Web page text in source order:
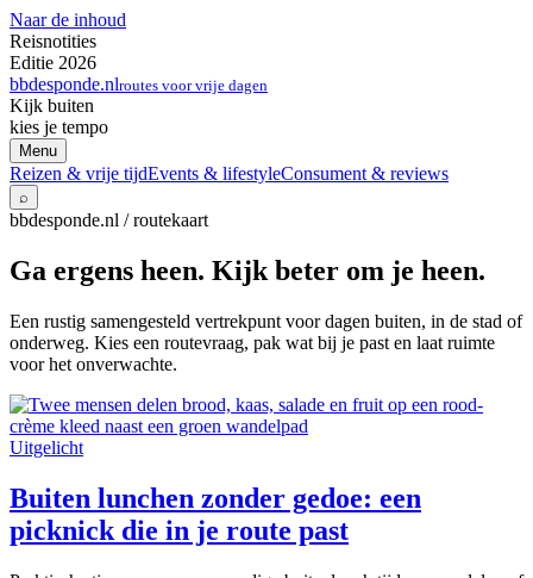
Naar de inhoud
Reisnotities
Editie 2026
bbdesponde.nlroutes voor vrije dagen
Kijk buiten
kies je tempo
Menu
Reizen & vrije tijdEvents & lifestyleConsument & reviews
⌕
bbdesponde.nl / routekaart
Ga ergens heen. Kijk beter om je heen.
Een rustig samengesteld vertrekpunt voor dagen buiten, in de stad of
onderweg. Kies een routevraag, pak wat bij je past en laat ruimte
voor het onverwachte.
Uitgelicht
Buiten lunchen zonder gedoe: een
picknick die in je route past